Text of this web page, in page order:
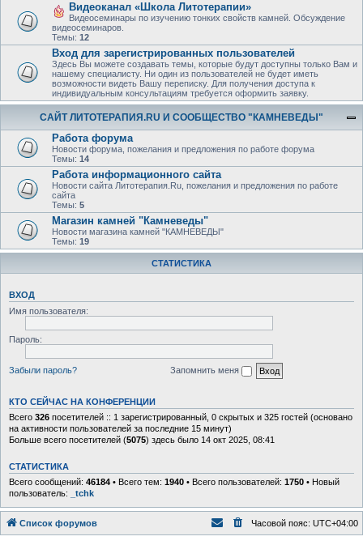
Видеоканал «Школа Литотерапии»
Видеосеминары по изучению тонких свойств камней. Обсуждение
видеосеминаров.
Темы: 12
Вход для зарегистрированных пользователей
Здесь Вы можете создавать темы, которые будут доступны только Вам и
нашему специалисту. Ни один из пользователей не будет иметь
возможности видеть Вашу переписку. Для получения доступа к
индивидуальным консультациям требуется оформить заявку.
САЙТ ЛИТОТЕРАПИЯ.RU И СООБЩЕСТВО "КАМНЕВЕДЫ"
Работа форума
Новости форума, пожелания и предложения по работе форума
Темы: 14
Работа информационного сайта
Новости сайта Литотерапия.Ru, пожелания и предложения по работе
сайта
Темы: 5
Магазин камней "Камневеды"
Новости магазина камней "КАМНЕВЕДЫ"
Темы: 19
СТАТИСТИКА
ВХОД
Имя пользователя:
Пароль:
Забыли пароль? Запомнить меня
КТО СЕЙЧАС НА КОНФЕРЕНЦИИ
Всего 326 посетителей :: 1 зарегистрированный, 0 скрытых и 325 гостей (основано
на активности пользователей за последние 15 минут)
Больше всего посетителей (5075) здесь было 14 окт 2025, 08:41
СТАТИСТИКА
Всего сообщений: 46184 • Всего тем: 1940 • Всего пользователей: 1750 • Новый
пользователь:
_tchk
Список форумов Часовой пояс: UTC+04:00